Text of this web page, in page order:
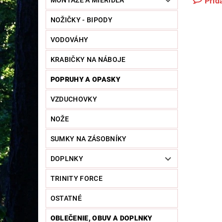
NOŽIČKY - BIPODY
VODOVÁHY
KRABIČKY NA NÁBOJE
POPRUHY A OPASKY
VZDUCHOVKY
NOŽE
SUMKY NA ZÁSOBNÍKY
DOPLNKY
TRINITY FORCE
OSTATNÉ
OBLEČENIE, OBUV A DOPLNKY